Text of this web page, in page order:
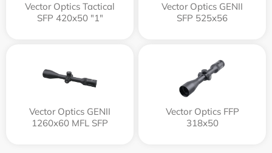
Vector Optics Tactical
SFP 420x50 "1"
Vector Optics GENII
SFP 525x56
Vector Optics GENII
1260x60 MFL SFP
Vector Optics FFP
318x50